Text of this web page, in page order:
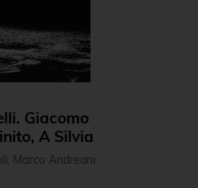
Giacomo
A Silvia
Marco Andreani